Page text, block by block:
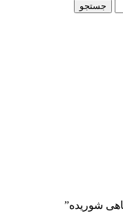
جستجو
شوریده”